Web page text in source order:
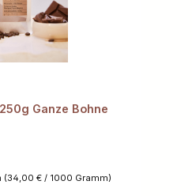
Ganze Bohne
(34,00 € / 1000 Gramm)